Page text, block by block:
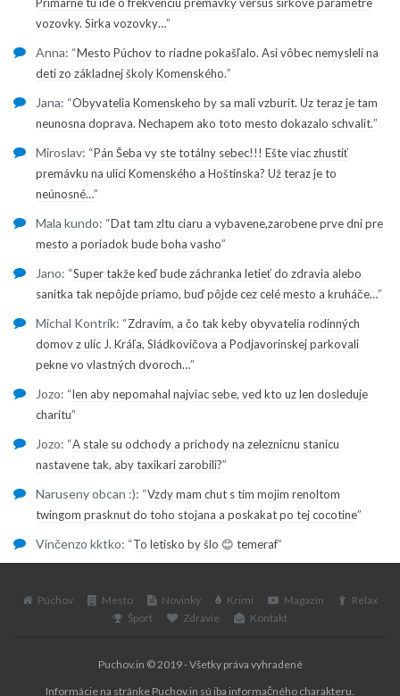
vozovky. Sirka vozovky…”
Anna: “Mesto Púchov to riadne pokašľalo. Asi vôbec nemysleli na
deti zo základnej školy Komenského.”
Jana: “Obyvatelia Komenskeho by sa mali vzburit. Uz teraz je tam
neunosna doprava. Nechapem ako toto mesto dokazalo schvalit.”
Miroslav: “Pán Šeba vy ste totálny sebec!!! Ešte viac zhustiť
premávku na ulici Komenského a Hoštínska? Už teraz je to
neúnosné…”
Mala kundo: “Dat tam zltu ciaru a vybavene,zarobene prve dni pre
mesto a poriadok bude boha vasho”
Jano: “Super takže keď bude záchranka letieť do zdravia alebo
sanitka tak nepôjde priamo, buď pôjde cez celé mesto a kruháče…”
Michal Kontrík: “Zdravím, a čo tak keby obyvatelia rodinných
domov z ulíc J. Kráľa, Sládkovičova a Podjavorinskej parkovali
pekne vo vlastných dvoroch…”
Jozo: “len aby nepomahal najviac sebe, ved kto uz len dosleduje
charitu”
Jozo: “A stale su odchody a prichody na zeleznicnu stanicu
nastavene tak, aby taxikari zarobili?”
Naruseny obcan :): “Vzdy mam chut s tim mojim renoltom
twingom prasknut do toho stojana a poskakat po tej cocotine”
Vinčenzo kktko: “To letisko by šlo 😊 temeraf”
Púchov Mesto Novinky Krimi Magazín
Relax
Šport
Zdravie Kontakt
Puchov.in © 2019 - Všetky práva vyhradené
Informácie na stránke Puchov.in sú iba informačného charakteru.